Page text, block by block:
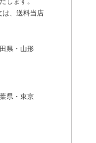
、送料当店
県・山形
県・東京